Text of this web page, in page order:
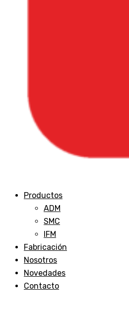
Productos
ADM
SMC
IFM
Fabricación
Nosotros
Novedades
Contacto